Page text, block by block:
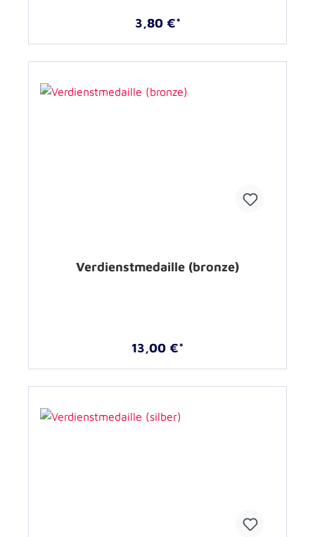
3,80 €*
Verdienstmedaille (bronze)
13,00 €*